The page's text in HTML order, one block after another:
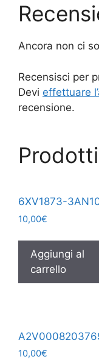
Ancora non ci
Recensisci per
Devi effettuare
recensione.
6XV1873-
10,00€
Aggiungi al
carrello
10,00€